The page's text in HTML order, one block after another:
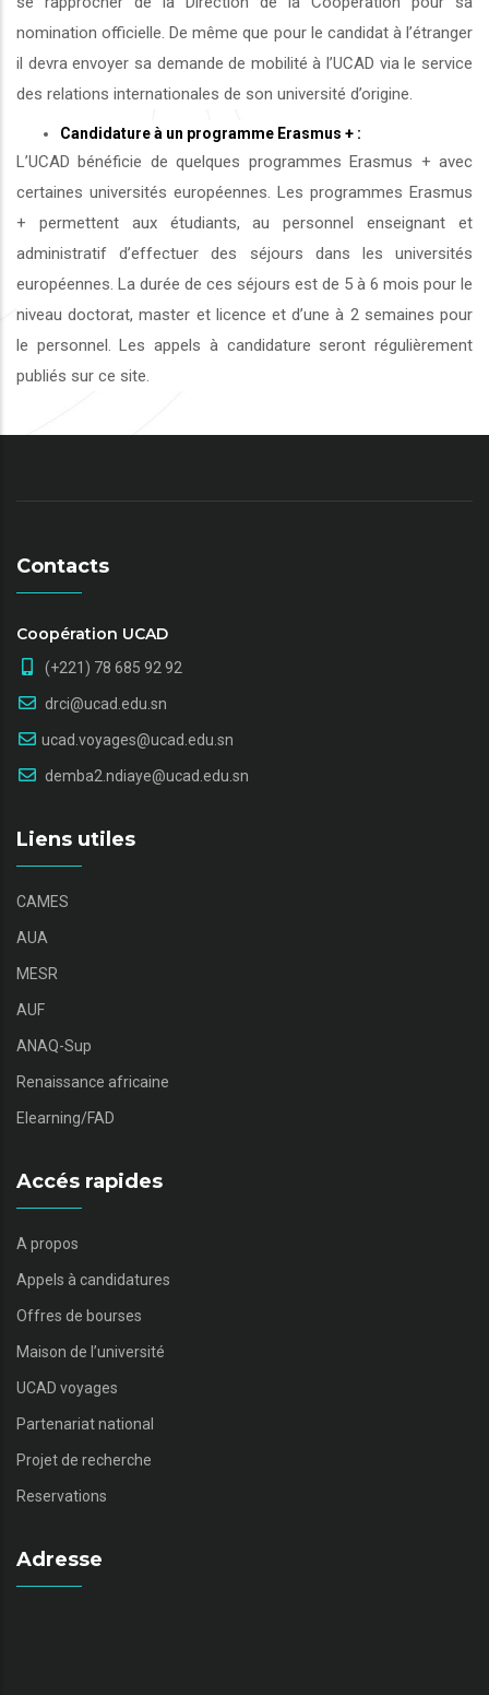
nomination officielle. De même que pour le candidat à l’étranger
il devra envoyer sa demande de mobilité à l’UCAD via le service
des relations internationales de son université d’origine.
Candidature à un programme Erasmus + :
L’UCAD bénéficie de quelques programmes Erasmus + avec
certaines universités européennes. Les programmes Erasmus
+ permettent aux étudiants, au personnel enseignant et
administratif d’effectuer des séjours dans les universités
européennes. La durée de ces séjours est de 5 à 6 mois pour le
niveau doctorat, master et licence et d’une à 2 semaines pour
le personnel. Les appels à candidature seront régulièrement
publiés sur ce site.
Contacts
Coopération UCAD
(+221) 78 685 92 92
drci@ucad.edu.sn
ucad.voyages@ucad.edu.sn
demba2.ndiaye@ucad.edu.sn
Liens utiles
CAMES
AUA
MESR
AUF
ANAQ-Sup
Renaissance africaine
Elearning/FAD
Accés rapides
A propos
Appels à candidatures
Offres de bourses
Maison de l’université
UCAD voyages
Partenariat national
Projet de recherche
Reservations
Adresse